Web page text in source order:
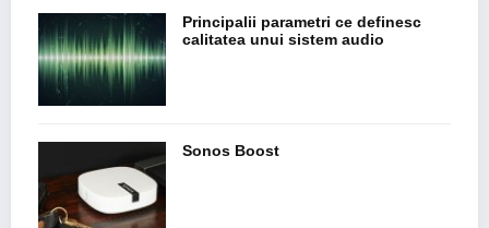
Principalii parametri ce definesc
calitatea unui sistem audio
Sonos Boost